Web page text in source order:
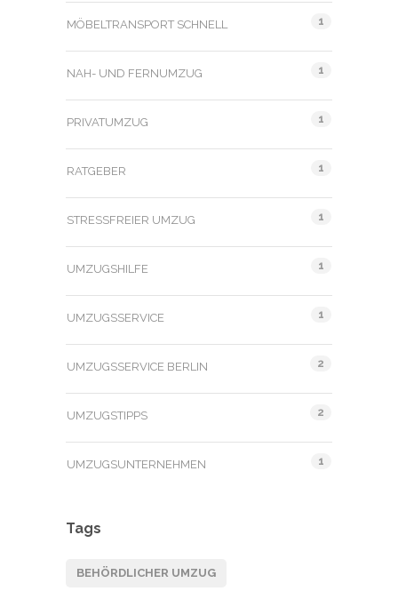
MÖBELTRANSPORT SCHNELL 1
NAH- UND FERNUMZUG 1
PRIVATUMZUG 1
RATGEBER 1
STRESSFREIER UMZUG 1
UMZUGSHILFE 1
UMZUGSSERVICE 1
UMZUGSSERVICE BERLIN 2
UMZUGSTIPPS 2
UMZUGSUNTERNEHMEN 1
Tags
BEHÖRDLICHER UMZUG